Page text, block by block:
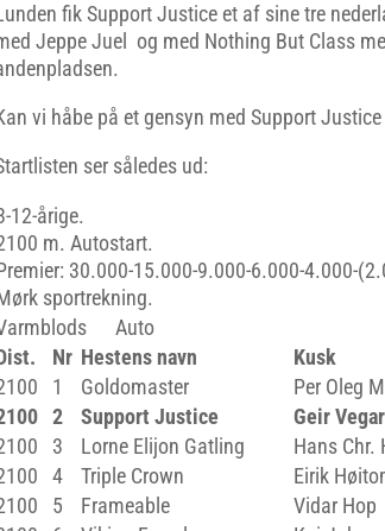
fik Support Justice et af sine tre
Jeppe Juel og med Nothing But Class
vi håbe på et gensyn med Support
ser således ud:
12-årige.
m. Autostart.
30.000-15.000-9.000-6.000-4.000-
sportrekning.
Auto
Nr Hestens navn Kusk
1 Goldomaster Per Oleg
2 Support Justice Geir
3 Lorne Elijon Gatling Hans Chr.
4 Triple Crown Eirik
5 Frameable Vidar Hop